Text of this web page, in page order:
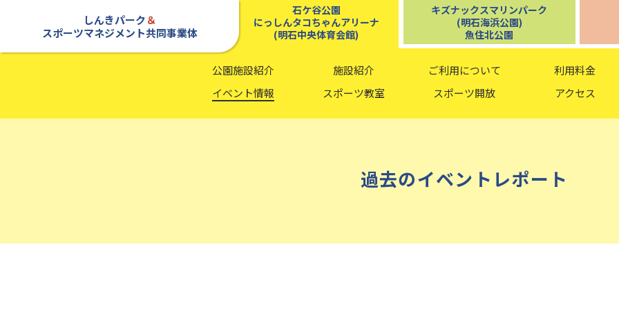
しんきパーク＆
スポーツマネジメント共同事業体
石ケ谷公園
にっしんタコちゃんアリーナ
(明石中央体育会館)
公園施設紹介 施設紹介 ご利用について
利用料金
イベント情報
スポーツ教室 スポーツ開放 アクセス
キズナックスマリンパーク
(明石海浜公園)
魚住北公園
過去のイベントレポート